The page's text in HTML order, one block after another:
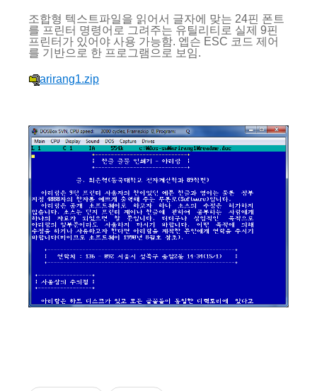
조합형 텍스트파일을 읽어서 글자에 맞는 24핀 폰트
를 프린터 명령어로 그려주는 유틸리티로 실제 9핀
프린터가 있어야 사용 가능함. 엡슨 ESC 코드 제어
를 기반으로 한 프로그램으로 보임.
arirang1.zip